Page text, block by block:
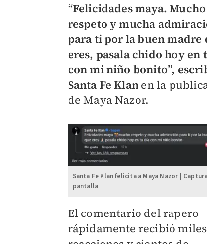
“Felicidades maya. Mucho
respeto y mucha
para ti por la buen madre
eres, pasala chido hoy en
con mi niño bonito”,
Santa Fe Klan en la
de Maya Nazor.
Santa Fe Klan felicita a Maya Nazor |
pantalla
El comentario del rapero
rápidamente recibió